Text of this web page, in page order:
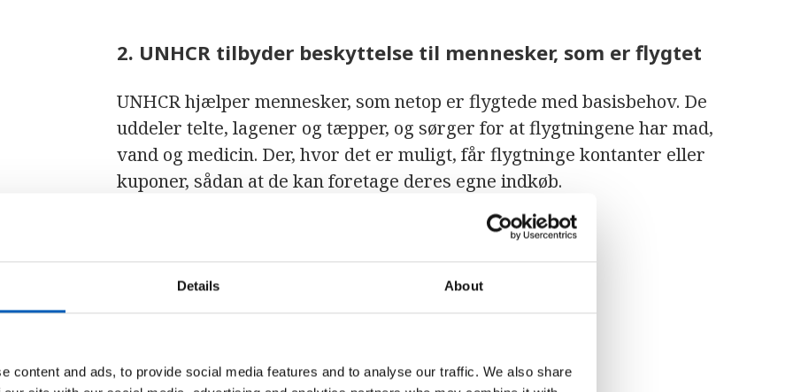
Details About
content and ads, to provide social media features and to analyse our traffic. We also share
2. UNHCR tilbyder beskyttelse til mennesker, som er flygtet
UNHCR hjælper mennesker, som netop er flygtede med basisbehov. De
uddeler telte, lagener og tæpper, og sørger for at flygtningene har mad,
vand og medicin. Der, hvor det er muligt, får flygtninge kontanter eller
kuponer, sådan at de kan foretage deres egne indkøb.